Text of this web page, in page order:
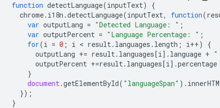
function detectLanguage(inputText)
{
chrome. i18n .detectLanguage(inputText, function(
var outputLang = "Detected Language: " ;
var outputPercent = "Language Percentage: " ;
for(i = 0 ; i < result. languages . length ; i++)
{
outputLang += result. languages[i]. language +
outputPercent +=result. languages[i].percentage
}
document.getElementById( "languageSpan" ).
});
}